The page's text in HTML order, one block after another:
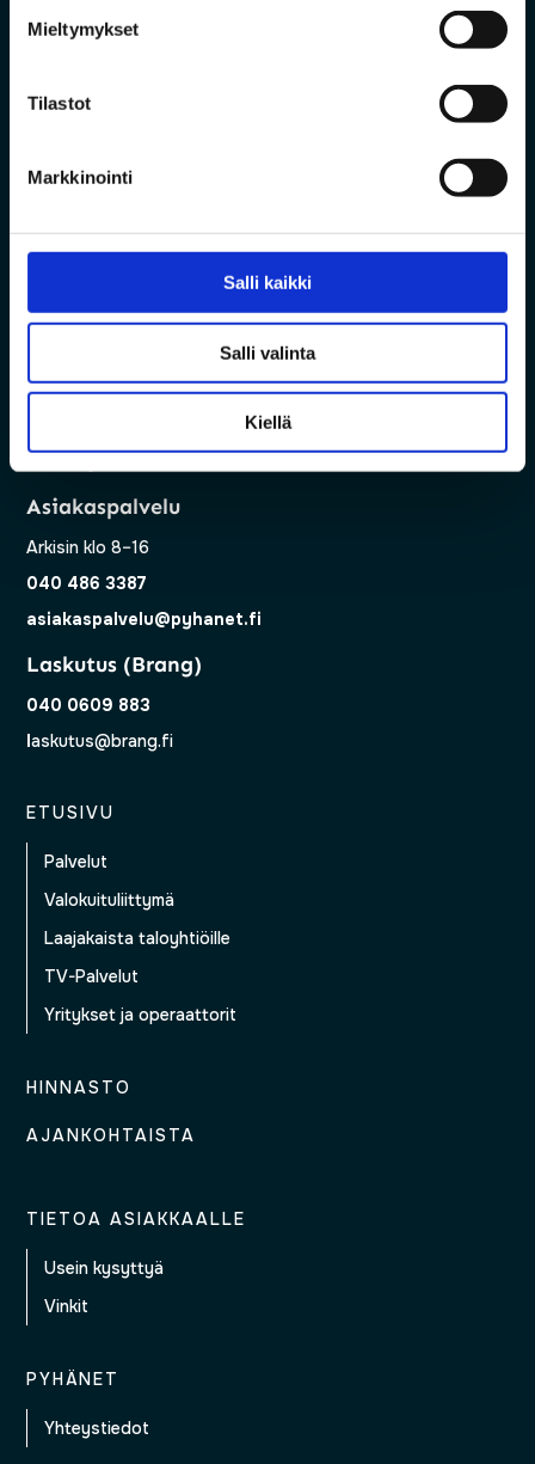
Mieltymykset
Tilastot
Markkinointi
Salli kaikki
Salli valinta
Kiellä
Arkisin klo 8–17
Asiakaspalvelu
Arkisin klo 8–16
040 486 3387
asiakaspalvelu@pyhanet.fi
Laskutus (Brang)
040 0609 883
laskutus@brang.fi
ETUSIVU
Palvelut
Valokuituliittymä
Laajakaista taloyhtiöille
TV-Palvelut
Yritykset ja operaattorit
HINNASTO
AJANKOHTAISTA
TIETOA ASIAKKAALLE
Usein kysyttyä
Vinkit
PYHÄNET
Yhteystiedot